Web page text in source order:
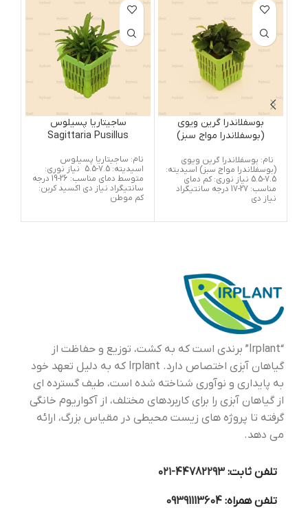
بوسفلاندرا گرین ویوی
(بوسفلاندرا مواج سبز)
Wavy
نام: بوسفلاندرا گرین ویوی
(بوسفلاندرا مواج سبز) اسیدیته:
7.5-5.5 نیاز نوری: کم دمای
مناسب: 27-17 درجه سانتیگراد
نیاز دی
ساجیتاریا پسیلوس
Sagittaria Pusillus
نام: ساجیتاریا پسیلوس
اسیدیته: 7.5-5.5 نیاز نوری:
متوسط دمای مناسب: 26-19 درجه
سانتیگراد نیاز دی اکسید کربن:
کم موطن
“Irplant” برندی است که به کشت، توزیع و حفاظت از
گیاهان آبزی اختصاص دارد. Irplant که به دلیل تعهد خود
به پایداری و نوآوری شناخته شده است، طیف گسترده ای
از گیاهان آبزی را برای کاربردهای مختلف، از آکواریوم خانگی
گرفته تا پروژه های زیست محیطی در مقیاس بزرگ، ارائه
می دهد.
تلفن ثابت:44782293-۰۲۱
تلفن همراه:09391113604